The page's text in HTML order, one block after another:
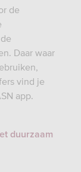
de
Daar waar
vind je
app.
duurzaam